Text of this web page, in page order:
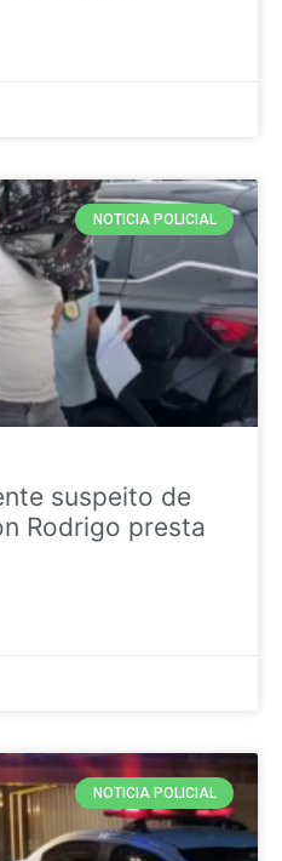
NOTICIA POLICIAL
suspeito de
Rodrigo presta
NOTICIA POLICIAL